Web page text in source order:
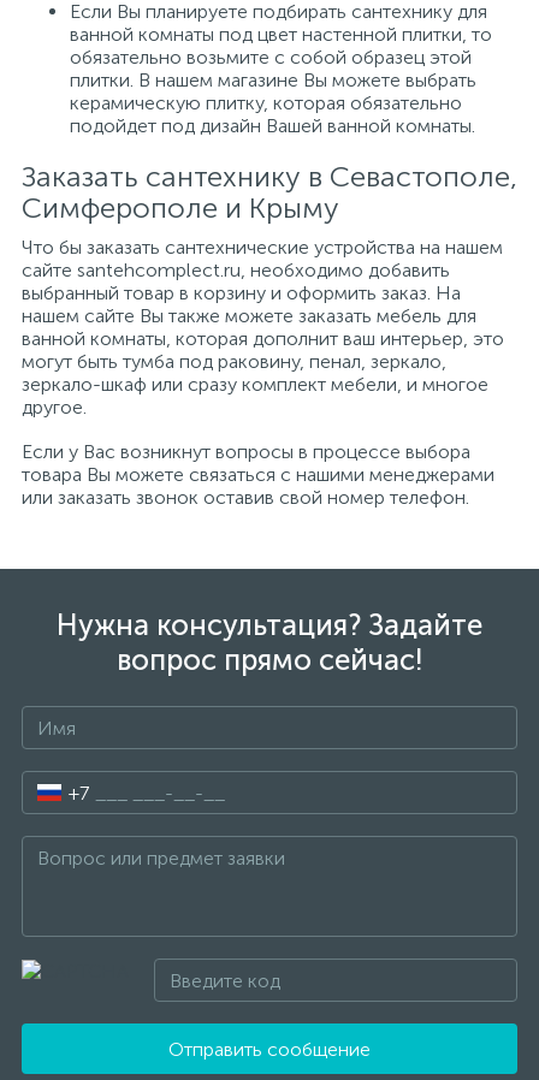
Если Вы планируете подбирать сантехнику для
ванной комнаты под цвет настенной плитки, то
обязательно возьмите с собой образец этой
плитки. В нашем магазине Вы можете выбрать
керамическую плитку, которая обязательно
подойдет под дизайн Вашей ванной комнаты.
Заказать сантехнику в Севастополе,
Симферополе и Крыму
Что бы заказать сантехнические устройства на нашем
сайте santehcomplect.ru, необходимо добавить
выбранный товар в корзину и оформить заказ. На
нашем сайте Вы также можете заказать мебель для
ванной комнаты, которая дополнит ваш интерьер, это
могут быть тумба под раковину, пенал, зеркало,
зеркало-шкаф или сразу комплект мебели, и многое
другое.
Если у Вас возникнут вопросы в процессе выбора
товара Вы можете связаться с нашими менеджерами
или заказать звонок оставив свой номер телефон.
Нужна консультация? Задайте
вопрос прямо сейчас!
+7
Отправить сообщение